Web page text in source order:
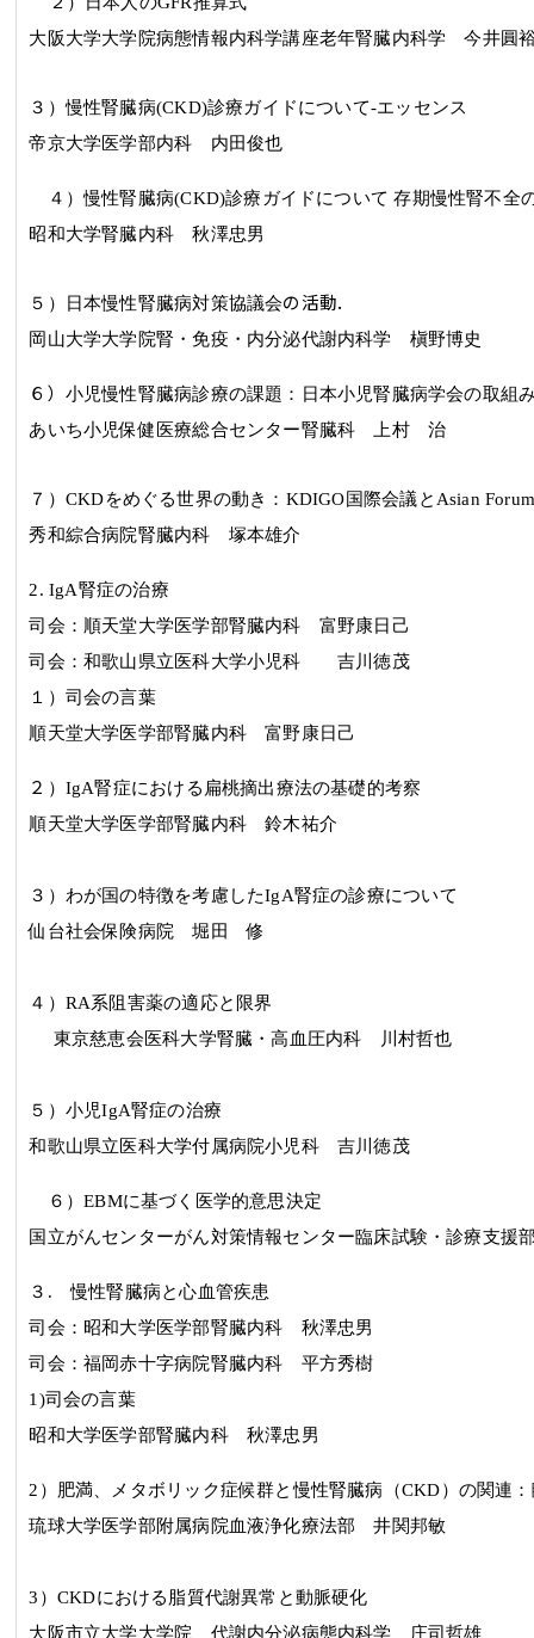
大阪大学大学院病態情報内科学講座老年腎臓内科学 今井圓
３）慢性腎臓病(CKD)診療ガイドについて-エッセンス
帝京大学医学部内科 内田俊也
４）慢性腎臓病(CKD)診療ガイドについて 存期慢性腎不全
昭和大学腎臓内科 秋澤忠男
５）日本慢性腎臓病対策協議会の活動.
岡山大学大学院腎・免疫・内分泌代謝内科学 槇野博史
６）
小児慢性腎臓病診療の課題：日本小児腎臓病学会の取組
あいち小児保健医療総合センター腎臓科 上村 治
７） CKDをめぐる世界の動き： KDIGO 国際会議と Asian
秀和綜合病院腎臓内科 塚本雄介
2. IgA腎症の治療
司会： 順天堂大学医学部腎臓内科 富野康日己
司会：和歌山県立医科大学小児科吉川徳茂
１）司会の言葉
順天堂大学医学部腎臓内科富野康日己
２ ）IgA腎症における扁桃摘出療法の基礎的考察
順天堂大学医学部腎臓内科 鈴木祐介
３ ）わが国の特徴を考慮したIgA腎症の診療について
仙台社会保険病院 堀田 修
４ ）RA系阻害薬の適応と限界
東京慈恵会医科大学腎臓・高血圧内科 川村哲也
５ ）小児IgA腎症の治療
和歌山県立医科大学付属病院小児科 吉川徳茂
６ ）EBMに基づく医学的意思決定
国立がんセンターがん対策情報センター臨床試験・診療支
３. 慢性腎臓病と心血管疾患
司会： 昭和大学医学部腎臓内科 秋澤忠男
司会：福岡赤十字病院腎臓内科 平方秀樹
1)司会の言葉
昭和大学医学部腎臓内科 秋澤忠男
2 ）肥満、メタボリック症候群と慢性腎臓病（CKD）の関連
琉球大学医学部附属病院血液浄化療法部 井関邦敏
3 ） CKDにおける脂質代謝異常と動脈硬化
大阪市立大学大学院 代謝内分泌病態内科学 庄司哲雄